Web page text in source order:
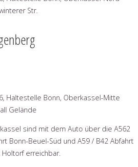
Str.
Haltestelle Bonn, Oberkassel-Mitte
Gelände
sind mit dem Auto über die A562
Bonn-Beuel-Süd und A59 / B42 Abfahrt
erreichbar.